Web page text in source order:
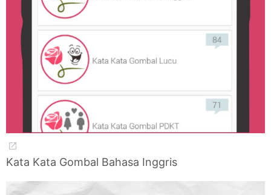
Kata Kata Gombal Bahasa Inggris